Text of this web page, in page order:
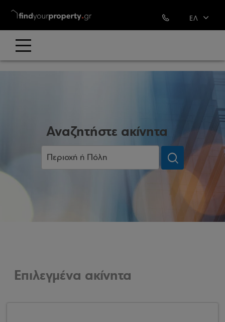
ΕΛ
EN
Αναζητήστε ακίνητα
Επιλεγμένα ακίνητα